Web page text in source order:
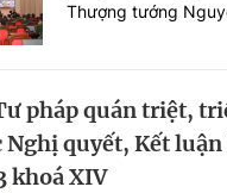
Thượng tướng
pháp quán triệt,
Nghị quyết, Kết
khoá XIV